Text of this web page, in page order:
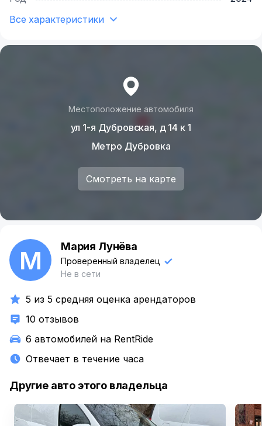
Все характеристики
Местоположение автомобиля
ул 1-я Дубровская, д 14 к 1
Метро Дубровка
Смотреть на карте
М Мария Лунёва
Проверенный владелец
Не в сети
5 из 5 средняя оценка арендаторов
10 отзывов
6 автомобилей на RentRide
Отвечает в течение часа
Другие авто этого владельца